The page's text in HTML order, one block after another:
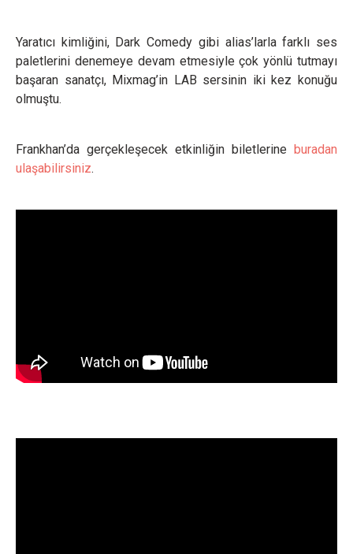
Yaratıcı kimliğini, Dark Comedy gibi alias’larla farklı ses
paletlerini denemeye devam etmesiyle çok yönlü tutmayı
başaran sanatçı, Mixmag’in LAB sersinin iki kez konuğu
olmuştu.
Frankhan’da gerçekleşecek etkinliğin biletlerine buradan
ulaşabilirsiniz.